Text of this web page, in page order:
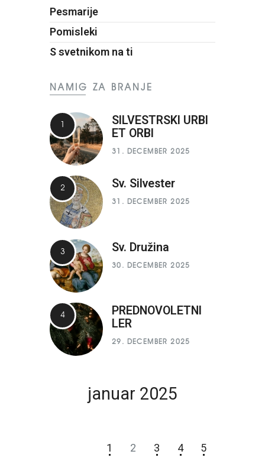
Pesmarije
Pomisleki
S svetnikom na ti
NAMIG ZA BRANJE
SILVESTRSKI URBI
ET ORBI
31. DECEMBER 2025
Sv. Silvester
31. DECEMBER 2025
Sv. Družina
30. DECEMBER 2025
PREDNOVOLETNI
LER
29. DECEMBER 2025
januar 2025
1
2 3 4
5